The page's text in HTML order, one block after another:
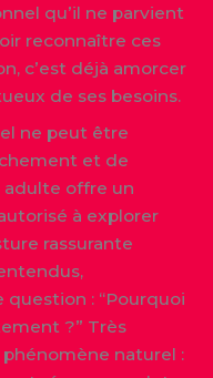
qu’il ne parvient
reconnaître ces
c’est déjà amorcer
de ses besoins.
ne peut être
et de
adulte offre un
à explorer
rassurante
: “Pourquoi
?” Très
naturel :